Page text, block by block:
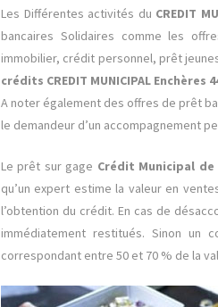
Les Différentes activités du CREDIT
bancaires Solidaires comme les
immobilier, crédit personnel, prêt
crédits CREDIT MUNICIPAL Enchères
A noter également des offres de prêt
le demandeur d’un accompagnement
Le prêt sur gage Crédit Municipal de
qu’un expert estime la valeur en
l’obtention du crédit. En cas de
immédiatement restitués. Sinon
correspondant entre 50 et 70 % de la